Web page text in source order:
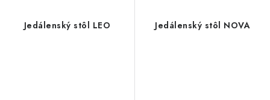
Jedálenský stôl LEO Jedálenský stôl NOVA